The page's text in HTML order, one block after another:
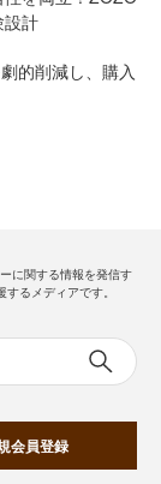
設計
的削減し、購入
に関する情報を発信す
るメディアです。
会員登録